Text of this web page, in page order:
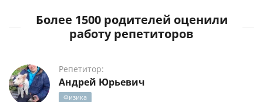
Более 1500 родителей оценили
работу репетиторов
Репетитор:
Андрей Юрьевич
Физика